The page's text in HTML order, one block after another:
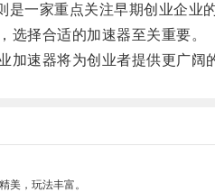
家重点关注早期创业企业的
择合适的加速器至关重要。
速器将为创业者提供更广阔
美，玩法丰富。